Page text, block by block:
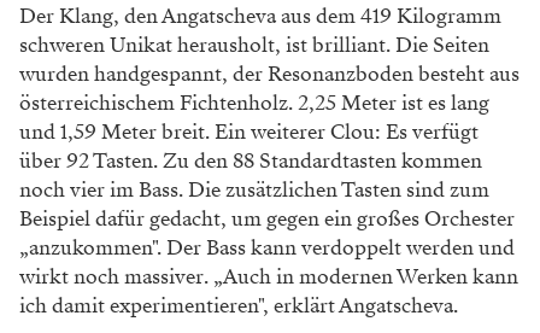
Der Klang, den Angatscheva aus dem 419 Kilogramm
schweren Unikat herausholt, ist brilliant. Die Seiten
wurden handgespannt, der Resonanzboden besteht aus
österreichischem Fichtenholz. 2,25 Meter ist es lang
und 1,59 Meter breit. Ein weiterer Clou: Es verfügt
über 92 Tasten. Zu den 88 Standardtasten kommen
noch vier im Bass. Die zusätzlichen Tasten sind zum
Beispiel dafür gedacht, um gegen ein großes Orchester
„anzukommen". Der Bass kann verdoppelt werden und
wirkt noch massiver. „Auch in modernen Werken kann
ich damit experimentieren", erklärt Angatscheva.